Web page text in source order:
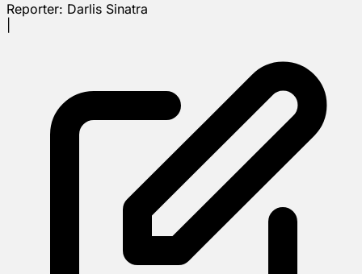
Reporter: Darlis Sinatra